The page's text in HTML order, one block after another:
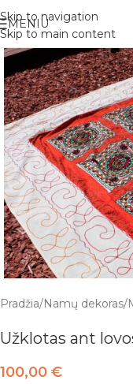
Skip to navigation
Skip to main content
Nemokamas
MENIU
Pradžia/Namų dekoras/
Užklotas ant
100,00 €